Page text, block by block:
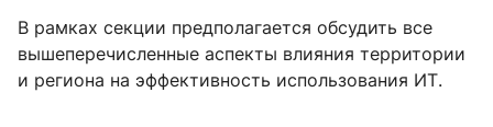
В рамках секции предполагается обсудить все
вышеперечисленные аспекты влияния территории
и региона на эффективность использования ИТ.